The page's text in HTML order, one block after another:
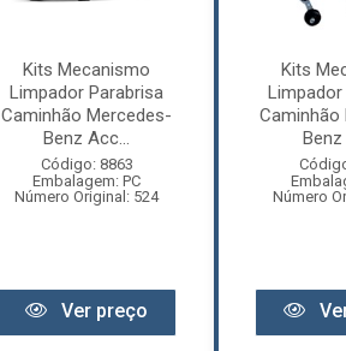
Kits Mecanismo
Limpador Parabrisa
Caminhão Mercedes-
Benz Acc...
Código: 8863
Embalagem: PC
Número Original: 524
Ver preço
Kits
Caminhão
Benz
Número